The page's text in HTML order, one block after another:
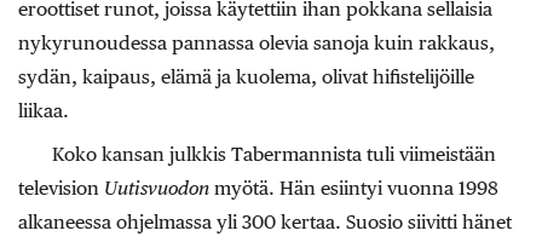
eroottiset runot, joissa käytettiin ihan pokkana sellaisia
nykyrunoudessa pannassa olevia sanoja kuin rakkaus,
sydän, kaipaus, elämä ja kuolema, olivat hifistelijöille
liikaa.
Koko kansan julkkis Tabermannista tuli viimeistään
television Uutisvuodon myötä. Hän esiintyi vuonna 1998
alkaneessa ohjelmassa yli 300 kertaa. Suosio siivitti hänet